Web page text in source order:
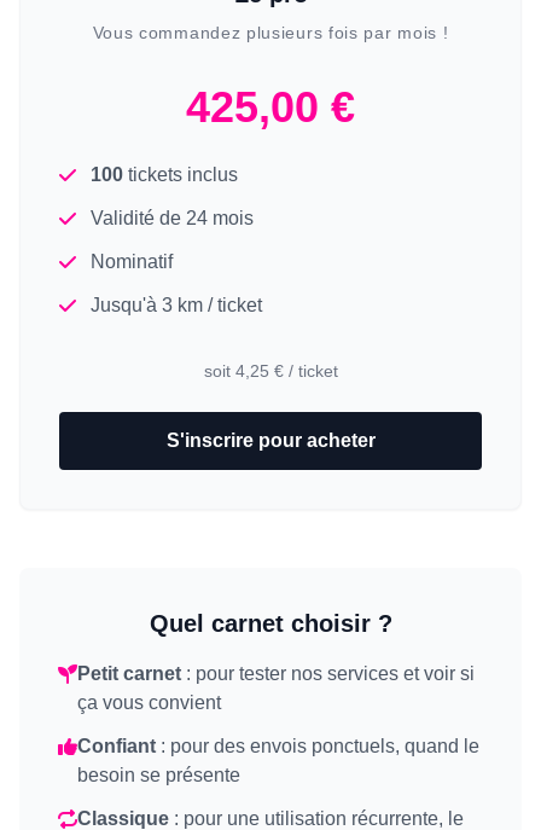
Vous commandez plusieurs fois par mois !
425,00 €
100 tickets inclus
Validité de 24 mois
Nominatif
Jusqu'à 3 km / ticket
soit 4,25 € / ticket
S'inscrire pour acheter
Quel carnet choisir ?
Petit carnet : pour tester nos services et voir si
ça vous convient
Confiant : pour des envois ponctuels, quand le
besoin se présente
Classique : pour une utilisation récurrente, le